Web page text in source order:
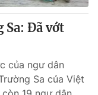
Sa: Đã vớt
của ngư dân
Sa của Việt